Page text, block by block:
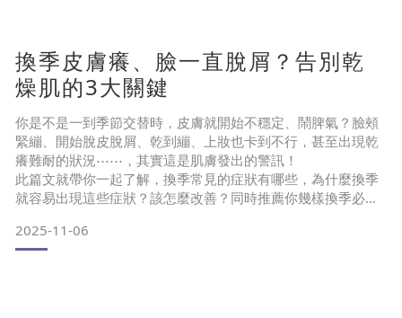
目錄
為什麼秋冬會更乾？皮膚乾燥的原因
皮膚乾會造成哪些肌膚狀況？
皮膚乾、脫屑該怎麼辦？皮膚乾燥改善方法
換季皮膚癢、臉一直脫屑？告別乾
燥肌的3大關鍵
你是不是一到季節交替時，皮膚就開始不穩定、鬧脾氣？臉頰
緊繃、開始脫皮脫屑、乾到繃、上妝也卡到不行，甚至出現乾
癢難耐的狀況⋯⋯，其實這是肌膚發出的警訊！
此篇文就帶你一起了解，換季常見的症狀有哪些，為什麼換季
就容易出現這些症狀？該怎麼改善？同時推薦你幾樣換季必備
目錄
換季皮膚乾癢、脫屑常見症狀
2025-11-06